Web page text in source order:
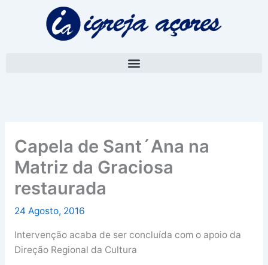
Capela de Sant´Ana na
Matriz da Graciosa
restaurada
24 Agosto, 2016
Intervenção acaba de ser concluída com o apoio da
Direção Regional da Cultura